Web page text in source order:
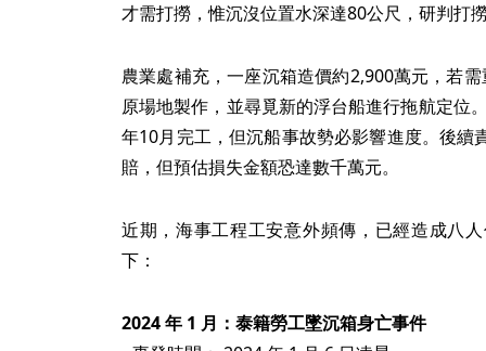
才需打撈，惟沉沒位置水深達80公尺，研判打
農業處補充，一座沉箱造價約2,900萬元，若
原場地製作，並尋覓新的浮台船進行拖航定位
年10月完工，但沉船事故勢必影響進度。後續
賠，但預估損失金額恐達數千萬元。
近期，海事工程工安意外頻傳，已經造成八
下：
2024 年 1 月：泰籍勞工墜沉箱身亡事件